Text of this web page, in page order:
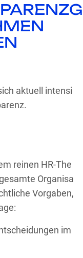
aktuell intensi
reinen HR-The
Organisa
Vorgaben,
im